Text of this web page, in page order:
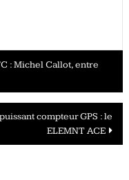
: Michel Callot, entre
compteur GPS : le
ELEMNT ACE